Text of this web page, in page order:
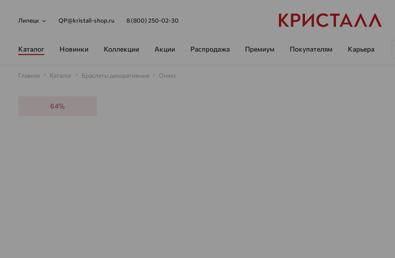
Липецк QP@kristall-shop.ru 8 (800) 250-02-30
Каталог Новинки Коллекции Акции Распродажа Премиум Покупателям Карьера
Главная Каталог Браслеты декоративные Оникс
64%